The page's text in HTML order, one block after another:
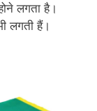
लगता है।
लगती हैं।